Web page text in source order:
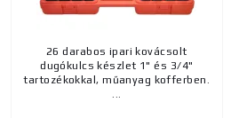
26 darabos ipari kovácsolt
dugókulcs készlet 1" és 3/4"
tartozékokkal, műanyag kofferben.
...